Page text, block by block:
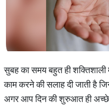
सुबह का समय बहुत ही
काम करने की सलाह दी जाती है
अगर आप दिन की शुरुआत ही अच्छे